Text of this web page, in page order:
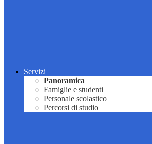
Servizi
Panoramica
Famiglie e studenti
Personale scolastico
Percorsi di studio